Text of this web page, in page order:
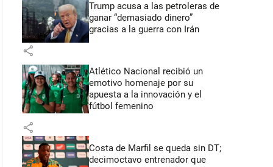
Trump acusa a las petroleras de
ganar “demasiado dinero”
gracias a la guerra con Irán
share
Atlético Nacional recibió un
emotivo homenaje por su
apuesta a la innovación y el
fútbol femenino
share
Costa de Marfil se queda sin DT;
decimoctavo entrenador que